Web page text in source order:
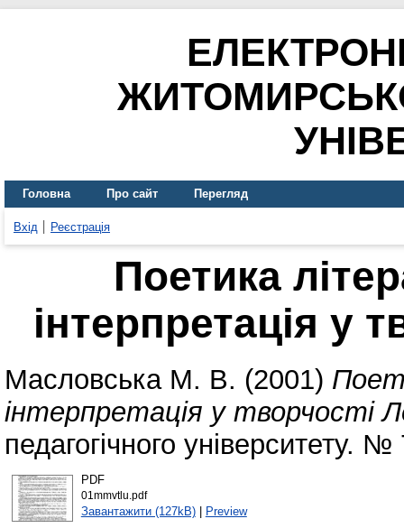
Головна Про сайт Перегляд
Вхід Реєстрація
Поетика
інтерпретація у
Масловська М. В. (2001)
інтерпретація у творчості
педагогічного університету.
PDF
01mmvtlu.pdf
Завантажити (127kB)| Preview